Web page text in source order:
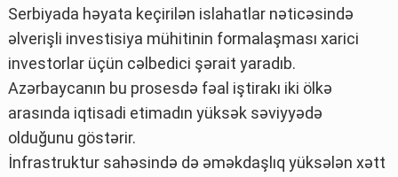
Serbiyada həyata keçirilən islahatlar nəticəsində
əlverişli investisiya mühitinin formalaşması xarici
investorlar üçün cəlbedici şərait yaradıb.
Azərbaycanın bu prosesdə fəal iştirakı iki ölkə
arasında iqtisadi etimadın yüksək səviyyədə
olduğunu göstərir.
İnfrastruktur sahəsində də əməkdaşlıq yüksələn xətt